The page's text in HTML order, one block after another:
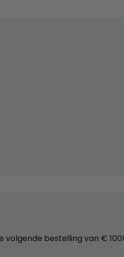
volgende bestelling van € 100!